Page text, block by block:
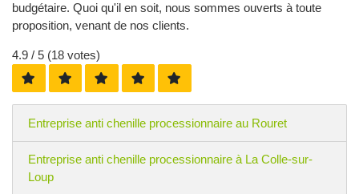
budgétaire. Quoi qu'il en soit, nous sommes ouverts à toute
proposition, venant de nos clients.
4.9 / 5 (18 votes)
Entreprise anti chenille processionnaire au Rouret
Entreprise anti chenille processionnaire à La Colle-sur-
Loup